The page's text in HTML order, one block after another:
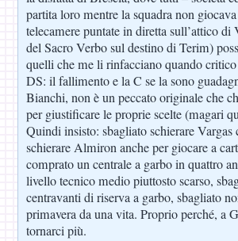
partita loro mentre la squadra non
telecamere puntate in diretta sull’attico
del Sacro Verbo sul destino di Terim)
quelli che me li rinfacciano quando
DS: il fallimento e la C se la sono
Bianchi, non è un peccato originale che
per giustificare le proprie scelte (magari
Quindi insisto: sbagliato schierare Vargas
schierare Almiron anche per giocare a
comprato un centrale a garbo in quattro
livello tecnico medio piuttosto scarso,
centravanti di riserva a garbo, sbagliato
primavera da una vita. Proprio perché, a
tornarci più.